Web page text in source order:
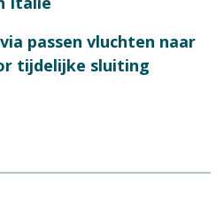
passen vluchten naar
tijdelijke sluiting